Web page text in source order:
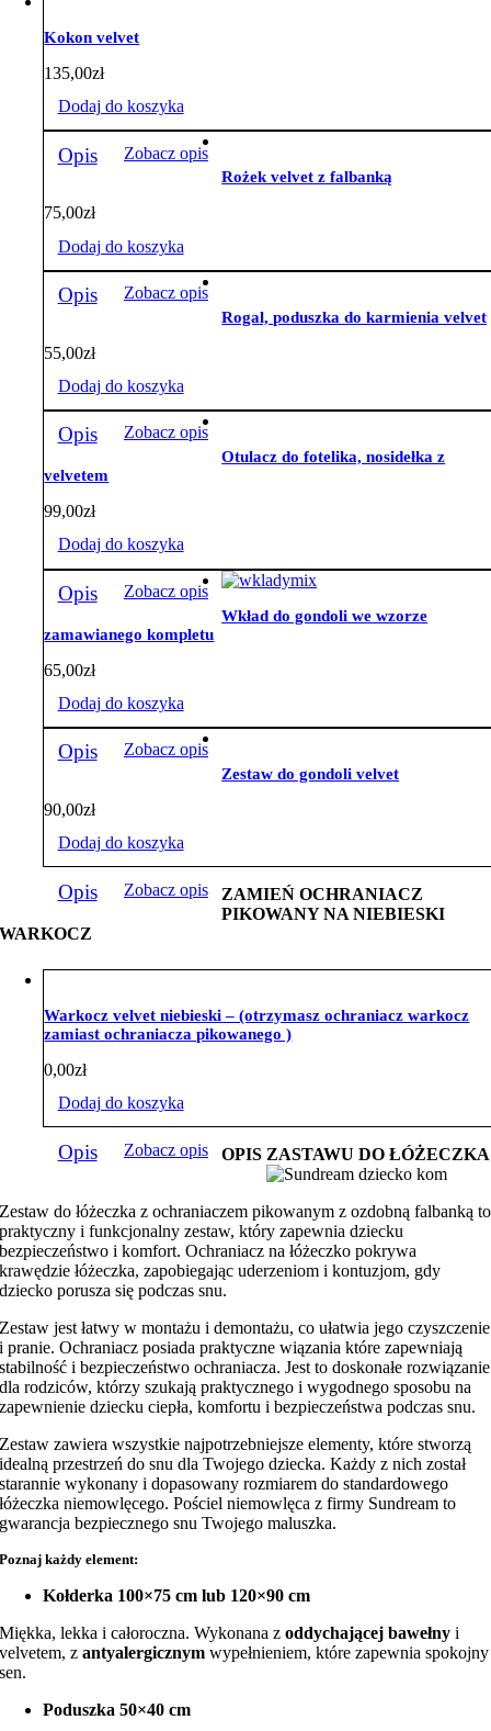
Kokon velvet
135,00zł
Dodaj do koszyka
Opis Zobacz opis
Rożek velvet z falbanką
75,00zł
Dodaj do koszyka
Opis Zobacz opis
Rogal, poduszka do karmienia velvet
55,00zł
Dodaj do koszyka
Opis Zobacz opis
Otulacz do fotelika, nosidełka z
velvetem
99,00zł
Dodaj do koszyka
Opis Zobacz opis
Wkład do gondoli we wzorze
zamawianego kompletu
65,00zł
Dodaj do koszyka
Opis Zobacz opis
Zestaw do gondoli velvet
90,00zł
Dodaj do koszyka
Opis Zobacz opis
ZAMIEŃ OCHRANIACZ
PIKOWANY NA NIEBIESKI
WARKOCZ
Warkocz velvet niebieski – (otrzymasz ochraniacz warkocz
zamiast ochraniacza pikowanego )
0,00zł
Dodaj do koszyka
Opis Zobacz opis OPIS ZASTAWU DO ŁÓŻECZKA
Zestaw do łóżeczka z ochraniaczem pikowanym z ozdobną falbanką to
praktyczny i funkcjonalny zestaw, który zapewnia dziecku
bezpieczeństwo i komfort. Ochraniacz na łóżeczko pokrywa
krawędzie łóżeczka, zapobiegając uderzeniom i kontuzjom, gdy
dziecko porusza się podczas snu.
Zestaw jest łatwy w montażu i demontażu, co ułatwia jego czyszczenie
i pranie. Ochraniacz posiada praktyczne wiązania które zapewniają
stabilność i bezpieczeństwo ochraniacza. Jest to doskonałe rozwiązanie
dla rodziców, którzy szukają praktycznego i wygodnego sposobu na
zapewnienie dziecku ciepła, komfortu i bezpieczeństwa podczas snu.
Zestaw zawiera wszystkie najpotrzebniejsze elementy, które stworzą
idealną przestrzeń do snu dla Twojego dziecka. Każdy z nich został
starannie wykonany i dopasowany rozmiarem do standardowego
łóżeczka niemowlęcego. Pościel niemowlęca z firmy Sundream to
gwarancja bezpiecznego snu Twojego maluszka.
Poznaj każdy element:
Kołderka 100×75 cm lub 120×90 cm
Miękka, lekka i całoroczna. Wykonana zoddychającej bawełny i
velvetem, zantyalergicznym wypełnieniem, które zapewnia spokojny
sen.
Poduszka 50×40 cm